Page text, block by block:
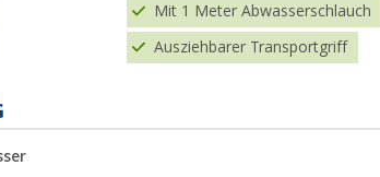
Mit 1 Meter Abwasserschlauch
Ausziehbarer Transportgriff